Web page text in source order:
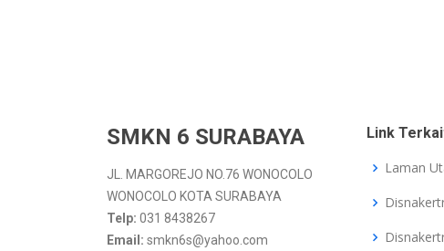
SMKN 6 SURABAYA
JL. MARGOREJO NO.76 WONOCOLO
WONOCOLO KOTA SURABAYA
Telp: 031 8438267
Email: smkn6s@yahoo.com
Link
Laman